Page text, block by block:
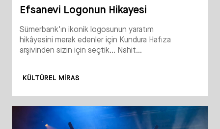
Efsanevi Logonun Hikayesi
Sümerbank'ın ikonik logosunun yaratım
hikâyesini merak edenler için Kundura Hafıza
arşivinden sizin için seçtik... Nahit...
KÜLTÜREL MIRAS